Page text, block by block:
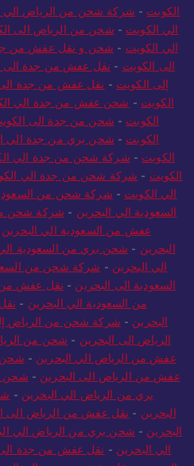
شحن من الرياض الي الكويت-
الكويت-شركة شحن من الرياض الي
الي الكويت - شحن من الرياض الى
الي الكويت - شحن و نقل عفش من
الى الكويت-نقل عفش من جدة الى
إلى الكويت- نقل عفش من جدة
الكويت -شحن عفش من جدة الي
الكويت - شحن من جدة الى
الكويت- شحن بري من جدة الي
الكويت- شركة شحن من جدة الي
الكويت- شركة شحن من جدة الي
الي الكويت
شركة شحن من
السعودية الي البحرين-شركة شحن من
عفش من السعودية الي البحرين
البحرين - شحن بري من السعودية الي
الي البحرين
- شركة شحن من
السعودية الى البحرين
نقل عفش من
من السعودية الي البحرين
-
البحرين- شركة شحن من الرياض
الرياض الى البحرين
-شحن من
عفش من الرياض الي البحرين -شحن
عفش من الرياض الى البحرين
شحن
بري من الرياض الي البحرين-
البحرين-نقل عفش من الرياض الى
البحرين- شحن بري من الرياض الي